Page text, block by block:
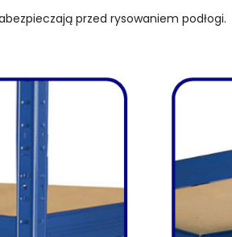
przed rysowaniem podłogi.